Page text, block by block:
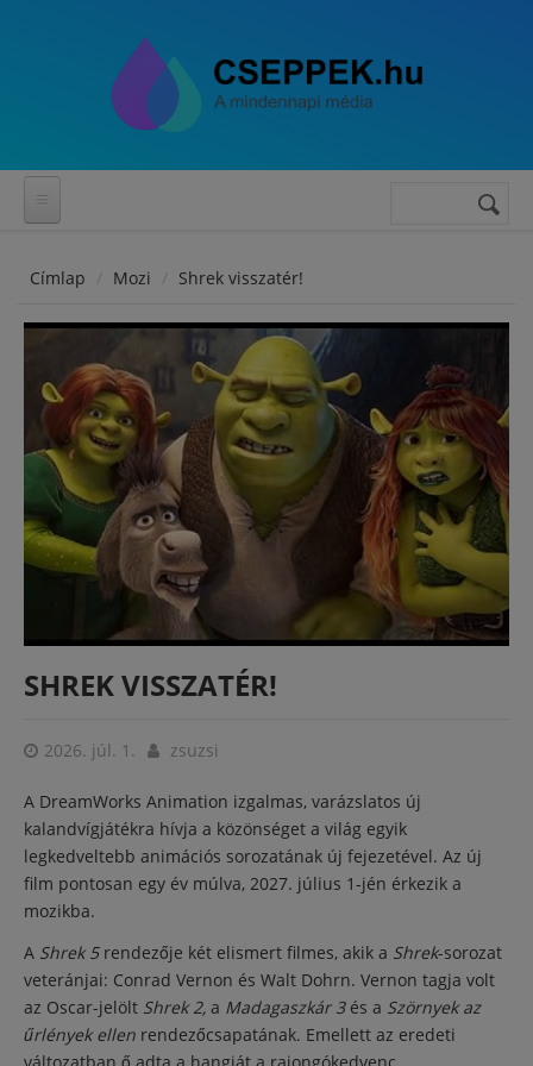
Keresés
Címlap Mozi Shrek visszatér!
SHREK VISSZATÉR!
2026. júl. 1. zsuzsi
A DreamWorks Animation izgalmas, varázslatos új
kalandvígjátékra hívja a közönséget a világ egyik
legkedveltebb animációs sorozatának új fejezetével. Az új
film pontosan egy év múlva, 2027. július 1-jén érkezik a
mozikba.
A Shrek 5rendezője két elismert filmes, akik a Shrek-sorozat
veteránjai: Conrad Vernon és Walt Dohrn. Vernon tagja volt
az Oscar-jelölt Shrek 2, a Madagaszkár 3és a Szörnyek az
űrlények ellen rendezőcsapatának. Emellett az eredeti